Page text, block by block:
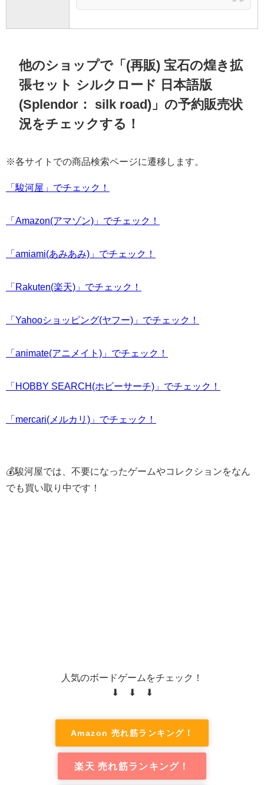
他のショップで「(再販) 宝石の煌き拡
張セット シルクロード 日本語版
(Splendor： silk road)」の予約販売状
況をチェックする！
※各サイトでの商品検索ページに遷移します。
「駿河屋」でチェック！
「Amazon(アマゾン)」でチェック！
「amiami(あみあみ)」でチェック！
「Rakuten(楽天)」でチェック！
「Yahooショッピング(ヤフー)」でチェック！
「animate(アニメイト)」でチェック！
「HOBBY SEARCH(ホビーサーチ)」でチェック！
「mercari(メルカリ)」でチェック！
💰駿河屋では、不要になったゲームやコレクションをなん
でも買い取り中です！
人気のボードゲームをチェック！
⬇ ⬇ ⬇
Amazon 売れ筋ランキング！
楽天 売れ筋ランキング！